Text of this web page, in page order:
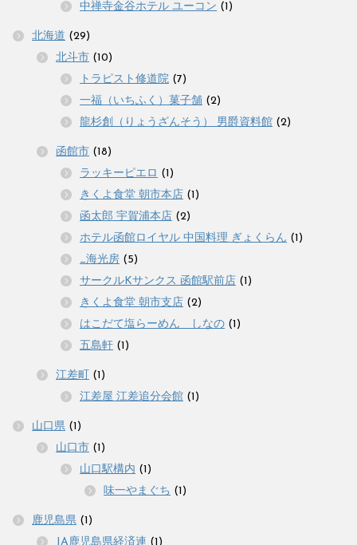
中禅寺金谷ホテル ユーコン (1)
北海道 (29)
北斗市 (10)
トラピスト修道院 (7)
一福（いちふく）菓子舗 (2)
龍杉創（りょうざんそう） 男爵資料館 (2)
函館市 (18)
ラッキーピエロ (1)
きくよ食堂 朝市本店 (1)
函太郎 宇賀浦本店 (2)
ホテル函館ロイヤル 中国料理 ぎょくらん (1)
_海光房 (5)
サークルKサンクス 函館駅前店 (1)
きくよ食堂 朝市支店 (2)
はこだて塩らーめん しなの (1)
五島軒 (1)
江差町 (1)
江差屋 江差追分会館 (1)
山口県 (1)
山口市 (1)
山口駅構内 (1)
味一やまぐち (1)
鹿児島県 (1)
JA鹿児島県経済連 (1)